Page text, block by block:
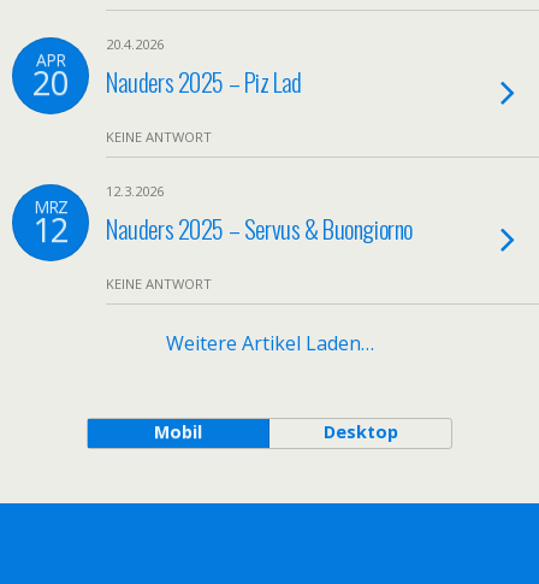
APR
20
20.4.2026
Nauders 2025 – Piz Lad
KEINE ANTWORT
MRZ
12
12.3.2026
Nauders 2025 – Servus & Buongiorno
KEINE ANTWORT
Weitere Artikel Laden…
Mobil Desktop